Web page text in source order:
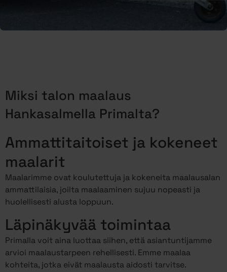
Miksi talon maalaus
Hankasalmella Primalta?
Ammattitaitoiset ja kokeneet
maalarit
Maalarimme ovat koulutettuja ja kokeneita maalausalan
ammattilaisia, joilta maalaaminen sujuu nopeasti ja
huolellisesti alusta loppuun.
Läpinäkyvää toimintaa
Primalla voit aina luottaa siihen, että asiantuntijamme
arvioi maalaustarpeen rehellisesti. Emme maalaa
kohteita, jotka eivät maalausta aidosti tarvitse.